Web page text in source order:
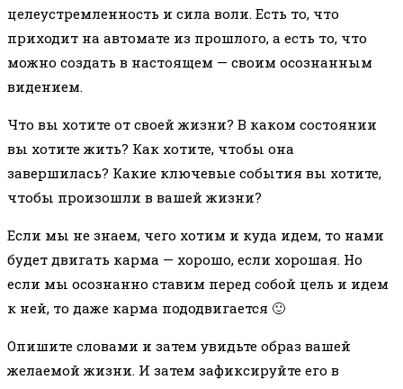
целеустремленность и сила воли. Есть то, что
приходит на автомате из прошлого, а есть то, что
можно создать в настоящем — своим осознанным
видением.
Что вы хотите от своей жизни? В каком состоянии
вы хотите жить? Как хотите, чтобы она
завершилась? Какие ключевые события вы хотите,
чтобы произошли в вашей жизни?
Если мы не знаем, чего хотим и куда идем, то нами
будет двигать карма — хорошо, если хорошая. Но
если мы осознанно ставим перед собой цель и идем
к ней, то даже карма пододвигается 🙂
Опишите словами и затем увидьте образ вашей
желаемой жизни. И затем зафиксируйте его в